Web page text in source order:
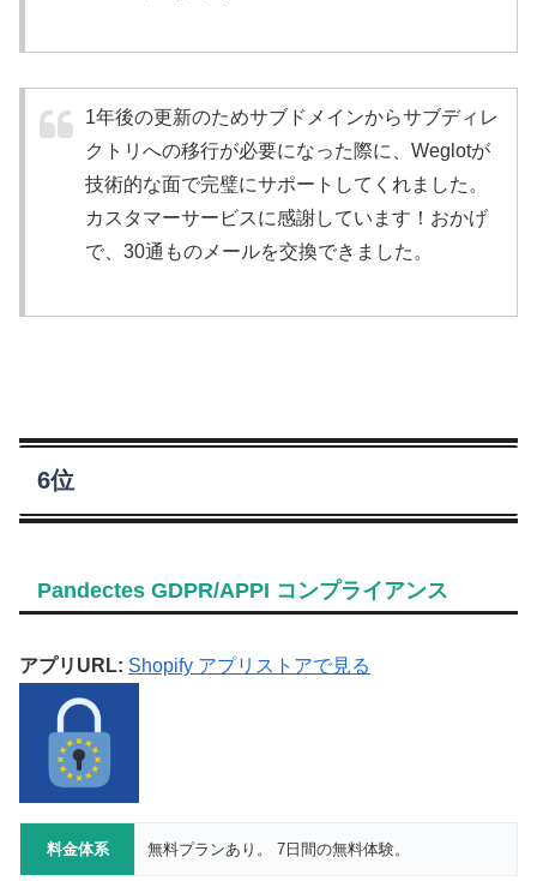
1年後の更新のためサブドメインからサブディレ
クトリへの移行が必要になった際に、Weglotが
技術的な面で完璧にサポートしてくれました。
カスタマーサービスに感謝しています！おかげ
で、30通ものメールを交換できました。
6位
Pandectes GDPR/APPI コンプライアンス
アプリURL: Shopify アプリストアで見る
料金体系 無料プランあり。 7日間の無料体験。